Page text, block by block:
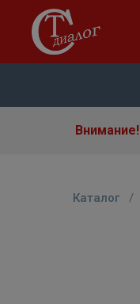
Внимание!
Каталог /